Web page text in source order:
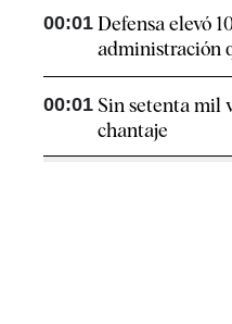
00:01 Defensa elevó
administración
00:01 Sin setenta mil
chantaje